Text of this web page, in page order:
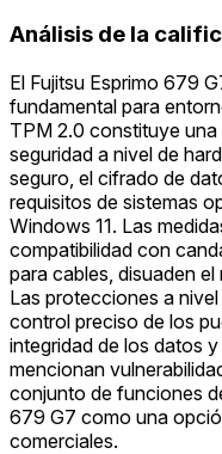
Análisis de la
El Fujitsu Esprimo 679
fundamental para
TPM 2.0 constituye
seguridad a nivel de
seguro, el cifrado de
requisitos de sistemas
Windows 11. Las
compatibilidad con
para cables, disuaden
Las protecciones a
control preciso de los
integridad de los datos
mencionan
conjunto de funciones
679 G7 como una
comerciales.